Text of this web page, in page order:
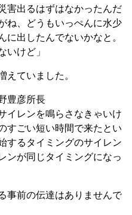
害出るはずはなかったんだ
ね、どうもいっぺんに水少
に出したんでないかなと。
いけど」
ていました。
豊彦所長
イレンを鳴らさなきゃいけ
すごい短い時間で来たとい
するタイミングのサイレン
ンが同じタイミングになっ
事前の伝達はありませんで